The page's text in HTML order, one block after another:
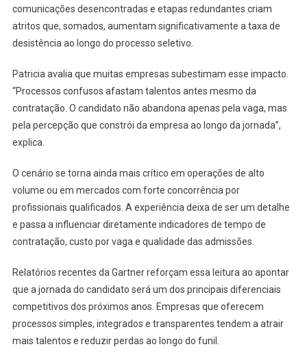
comunicações desencontradas e etapas redundantes criam
atritos que, somados, aumentam significativamente a taxa de
desistência ao longo do processo seletivo.
Patricia avalia que muitas empresas subestimam esse impacto.
“Processos confusos afastam talentos antes mesmo da
contratação. O candidato não abandona apenas pela vaga, mas
pela percepção que constrói da empresa ao longo da jornada”,
explica.
O cenário se torna ainda mais crítico em operações de alto
volume ou em mercados com forte concorrência por
profissionais qualificados. A experiência deixa de ser um detalhe
e passa a influenciar diretamente indicadores de tempo de
contratação, custo por vaga e qualidade das admissões.
Relatórios recentes da Gartner reforçam essa leitura ao apontar
que a jornada do candidato será um dos principais diferenciais
competitivos dos próximos anos. Empresas que oferecem
processos simples, integrados e transparentes tendem a atrair
mais talentos e reduzir perdas ao longo do funil.